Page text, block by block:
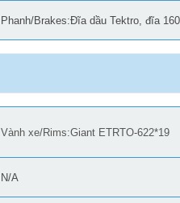
Phanh/Brakes:Đĩa dầu Tektro, đĩa
Vành xe/Rims:Giant ETRTO-622*19
N/A